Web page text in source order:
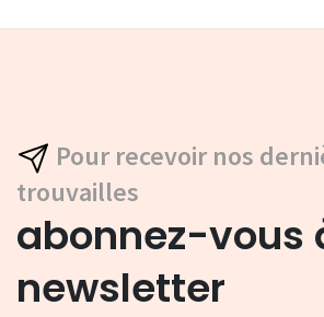
Pour recevoir nos
trouvailles
abonnez-vous
newsletter